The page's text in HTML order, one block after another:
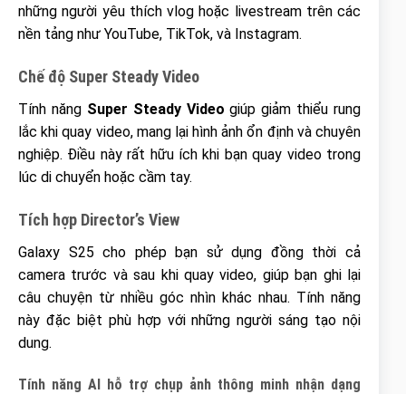
những người yêu thích vlog hoặc livestream trên các
nền tảng như YouTube, TikTok, và Instagram.
Chế độ Super Steady Video
Tính năng Super Steady Video giúp giảm thiểu rung
lắc khi quay video, mang lại hình ảnh ổn định và chuyên
nghiệp. Điều này rất hữu ích khi bạn quay video trong
lúc di chuyển hoặc cầm tay.
Tích hợp Director’s View
Galaxy S25 cho phép bạn sử dụng đồng thời cả
camera trước và sau khi quay video, giúp bạn ghi lại
câu chuyện từ nhiều góc nhìn khác nhau. Tính năng
này đặc biệt phù hợp với những người sáng tạo nội
dung.
Tính năng AI hỗ trợ chụp ảnh thông minh nhận dạng